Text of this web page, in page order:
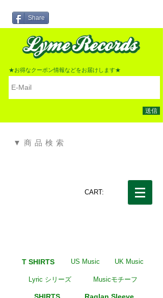
Share
★お得なクーポン情報などをお届けします★
送信
▼商品検索
CART:
T SHIRTS US Music UK Music
Lyric シリーズ Musicモチーフ